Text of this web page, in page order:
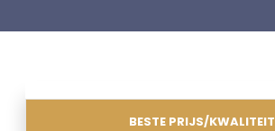
BESTE PRIJS/KWALITEIT